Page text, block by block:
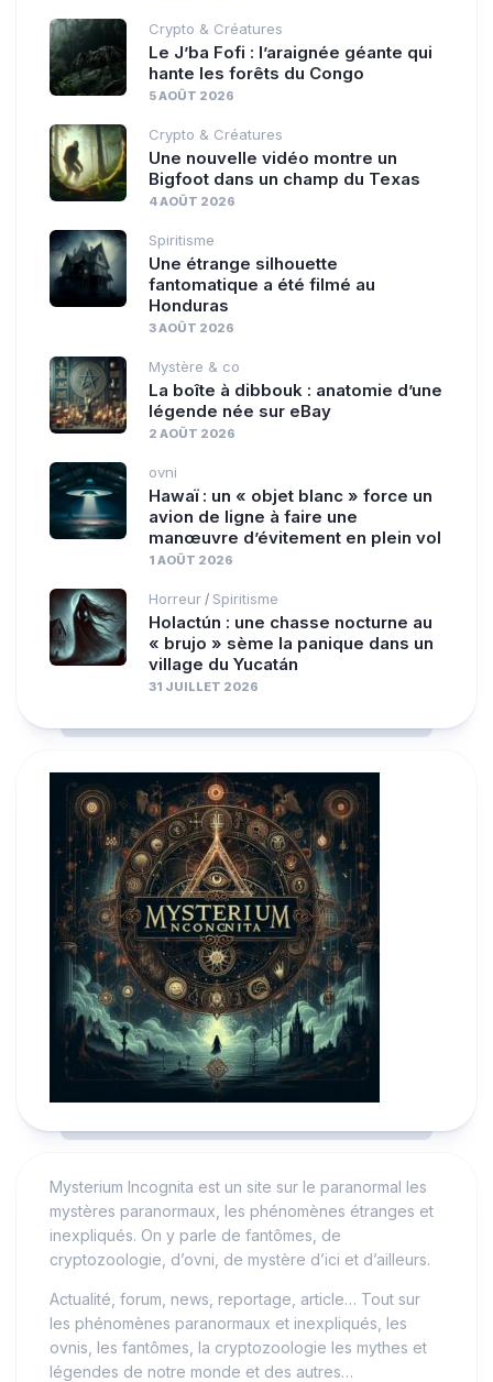
Crypto & Créatures
Le J’ba Fofi : l’araignée géante qui
hante les forêts du Congo
5 AOÛT 2026
Crypto & Créatures
Une nouvelle vidéo montre un
Bigfoot dans un champ du Texas
4 AOÛT 2026
Spiritisme
Une étrange silhouette
fantomatique a été filmé au
Honduras
3 AOÛT 2026
Mystère & co
La boîte à dibbouk : anatomie d’une
légende née sur eBay
2 AOÛT 2026
ovni
Hawaï : un « objet blanc » force un
avion de ligne à faire une
manœuvre d’évitement en plein vol
1 AOÛT 2026
Horreur / Spiritisme
Holactún : une chasse nocturne au
« brujo » sème la panique dans un
village du Yucatán
31 JUILLET 2026
Mysterium Incognita est un site sur le paranormal les
mystères paranormaux, les phénomènes étranges et
inexpliqués. On y parle de fantômes, de
cryptozoologie, d’ovni, de mystère d’ici et d’ailleurs.
Actualité, forum, news, reportage, article… Tout sur
les phénomènes paranormaux et inexpliqués, les
ovnis, les fantômes, la cryptozoologie les mythes et
légendes de notre monde et des autres…